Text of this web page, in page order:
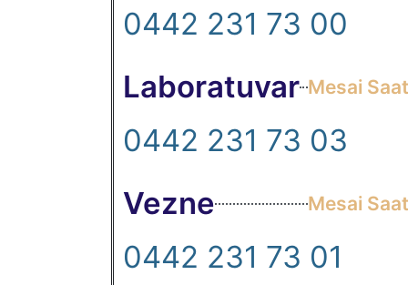
0442 231 73 00
Laboratuvar Mesai
0442 231 73 03
Vezne
Mesai
0442 231 73 01